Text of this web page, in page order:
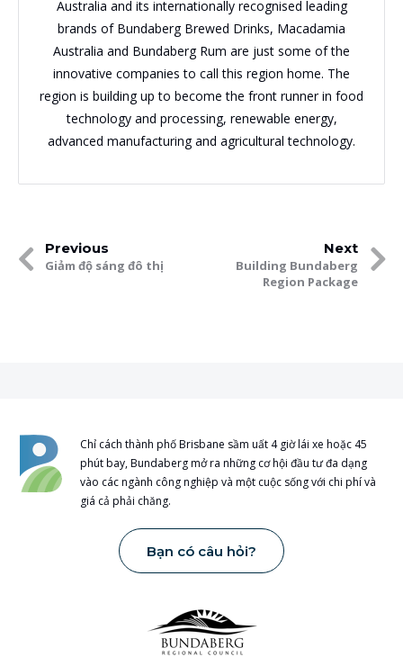
Australia and its internationally recognised leading
brands of Bundaberg Brewed Drinks, Macadamia
Australia and Bundaberg Rum are just some of the
innovative companies to call this region home. The
region is building up to become the front runner in food
technology and processing, renewable energy,
advanced manufacturing and agricultural technology.
Previous
Giảm độ sáng đô thị
Next
Building Bundaberg
Region Package
Chỉ cách thành phố Brisbane sầm uất 4 giờ lái xe hoặc 45
phút bay, Bundaberg mở ra những cơ hội đầu tư đa dạng
vào các ngành công nghiệp và một cuộc sống với chi phí và
giá cả phải chăng.
Bạn có câu hỏi?